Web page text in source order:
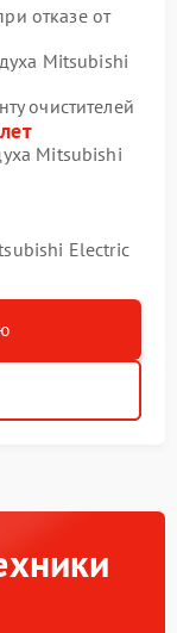
отказе от
Mitsubishi
очистителей
Mitsubishi
Electric